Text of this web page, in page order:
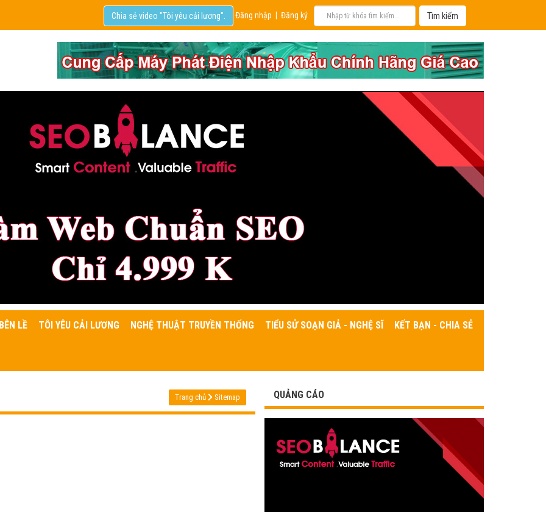
Đăng nhập Đăng ký
Chia sẻ video "Tôi yêu cải lương".
LỀ TÔI YÊU CẢI LƯƠNG NGHỆ THUẬT TRUYỀN THỐNG TIỂU SỬ SOẠN GIẢ - NGHỆ SĨ KẾT BẠN - CHIA SẺ
Trang chủ Sitemap QUẢNG CÁO